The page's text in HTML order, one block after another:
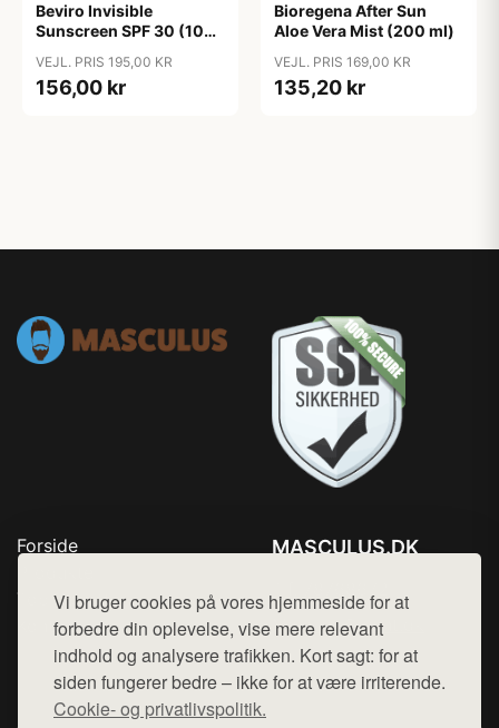
Vi bruger cookies på vores hjemmeside for at
forbedre din oplevelse, vise mere relevant
indhold og analysere trafikken. Kort sagt: for at
siden fungerer bedre – ikke for at være irriterende.
Cookie- og privatlivspolitik.
Beviro Invisible
Sunscreen SPF 30 (100
VEJL. PRIS 195,00 KR
156,00 kr
Bioregena After Sun
Aloe Vera Mist (200 ml)
VEJL. PRIS 169,00 KR
135,20 kr
Forside
Top Rabatter
Kontakt
MASCULUS.DK
Mail: hej@want.dk
Cookie- og privatlivspolitik